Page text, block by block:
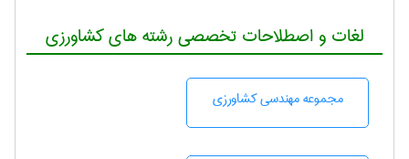
لغات و اصطلاحات تخصصی رشته های کشاورزی
مجموعه مهندسی كشاورزی